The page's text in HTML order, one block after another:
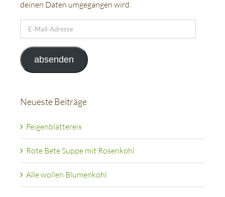
deinen Daten umgegangen wird.
Mail-
Adresse
absenden
Neueste Beiträge
Feigenblättereis
Rote Bete Suppe mit Rosenkohl
Alle wollen Blumenkohl